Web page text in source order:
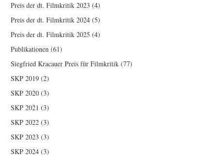
Preis der dt. Filmkritik 2023 (4)
Preis der dt. Filmkritik 2024 (5)
Preis der dt. Filmkritik 2025 (4)
Publikationen (61)
Siegfried Kracauer Preis für Filmkritik (77)
SKP 2019 (2)
SKP 2020 (3)
SKP 2021 (3)
SKP 2022 (3)
SKP 2023 (3)
SKP 2024 (3)